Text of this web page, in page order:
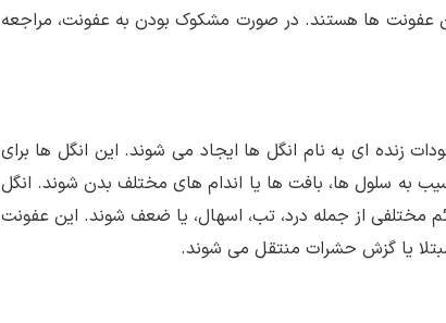
عفونت ها هستند. در صورت مشکوک بودن به عفونت، مراجعه
زنده ای به نام انگل ها ایجاد می شوند. این انگل ها برای
به سلول ها، بافت ها یا اندام های مختلف بدن شوند. انگل
مختلفی از جمله درد، تب، اسهال، یا ضعف شوند. این عفونت
یا گزش حشرات منتقل می شوند.